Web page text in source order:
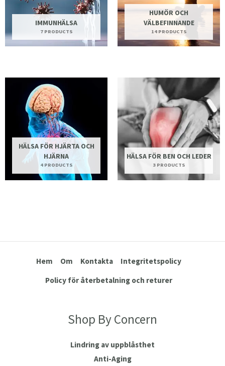
IMMUNHÄLSA
7 PRODUCTS
HUMÖR OCH
VÄLBEFINNANDE
14 PRODUCTS
HÄLSA FÖR HJÄRTA OCH
HJÄRNA
4 PRODUCTS
HÄLSA FÖR BEN OCH LEDER
3 PRODUCTS
Hem Om Kontakta
Integritetspolicy
Policy för återbetalning och returer
Shop By Concern
Lindring av uppblåsthet
Anti-Aging